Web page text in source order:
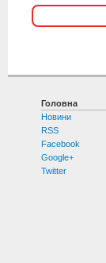
Головна
Новини
RSS
Facebook
Google+
Twitter